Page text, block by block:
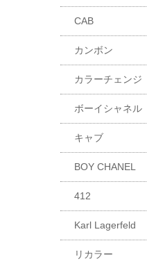
CAB
カンボン
カラーチェンジ
ボーイシャネル
キャブ
BOY CHANEL
412
Karl Lagerfeld
リカラー